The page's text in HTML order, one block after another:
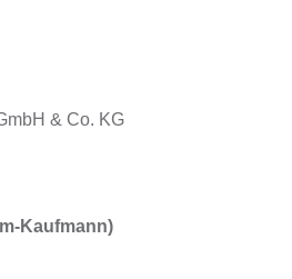
& Co. KG
Kaufmann)